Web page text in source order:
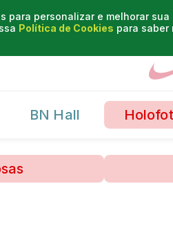
para personalizar e melhorar
Política de Cookies para saber
BN Hall